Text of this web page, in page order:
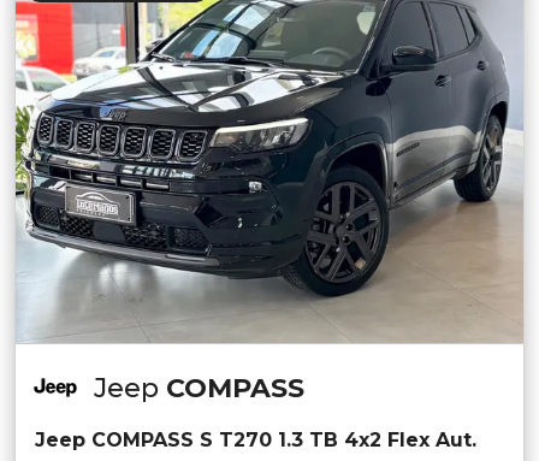
Jeep COMPASS
Jeep COMPASS S T270 1.3 TB 4x2 Flex Aut.